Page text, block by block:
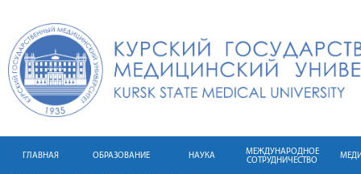
ГЛАВНАЯ ОБРАЗОВАНИЕ НАУКА
МЕЖДУНАРОДНОЕ
СОТРУДНИЧЕСТВО